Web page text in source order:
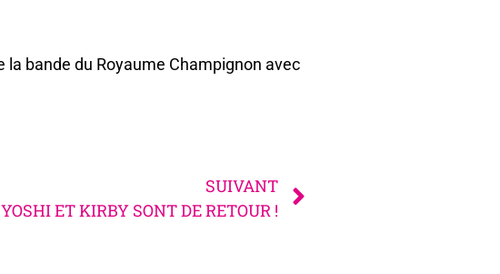
la bande du Royaume Champignon avec
SUIVANT
YOSHI ET KIRBY SONT DE RETOUR !